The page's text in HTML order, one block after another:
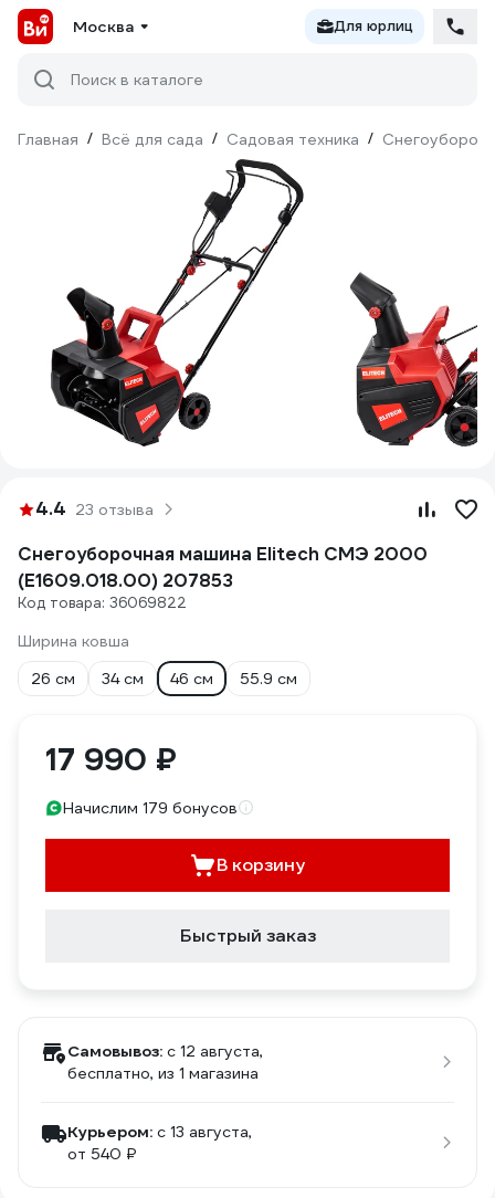
Москва Для юрлиц
Поиск в каталоге
Главная / Всё для сада / Садовая техника /
4.4 23 отзыва
Снегоуборочная машина Elitech СМЭ 2000
(E1609.018.00) 207853
Код товара: 36069822
Ширина ковша
26 см
34 см 46 см 55.9 см
17 990 ₽
Начислим 179 бонусов
В корзину
Быстрый заказ
Самовывоз: c 12 августа,
бесплатно, из 1 магазина
Курьером: c 13 августа,
от 540 ₽